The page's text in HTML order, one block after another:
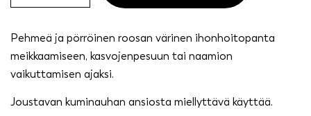
Pehmeä ja pörröinen roosan värinen ihonhoitopanta
meikkaamiseen, kasvojenpesuun tai naamion
vaikuttamisen ajaksi.
Joustavan kuminauhan ansiosta miellyttävä käyttää.